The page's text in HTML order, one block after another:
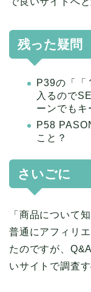
残った疑問
P39の「「
入るので
ーンでもキ
P58
こと？
さいごに
「商品について
普通にアフィリ
たのですが、
いサイトで調査